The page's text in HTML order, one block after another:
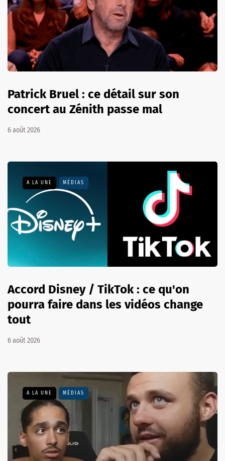
Patrick Bruel : ce détail sur son
concert au Zénith passe mal
6 août 2026
A LA UNE MÉDIAS
Accord Disney / TikTok : ce qu'on
pourra faire dans les vidéos change
tout
6 août 2026
A LA UNE MÉDIAS